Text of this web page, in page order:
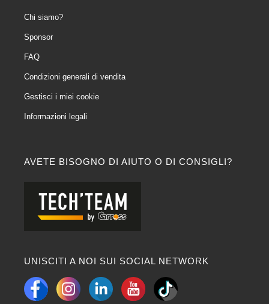
AVETE BISOGNO DI AIUTO O DI CONSIGLI?
UNISCITI A NOI SUI SOCIAL NETWORK
Chi siamo?
Sponsor
FAQ
Condizioni generali di vendita
Gestisci i miei cookie
Informazioni legali